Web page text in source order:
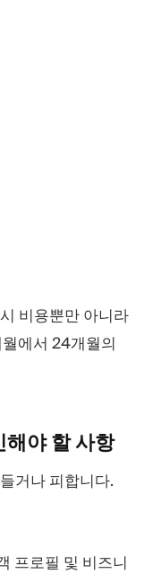
비용뿐만 아니라
에서 24개월의
해야 할사항
거나 피합니다.
프로필 및 비즈니